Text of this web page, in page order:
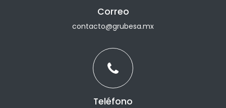
Correo
contacto@grubesa.mx
Teléfono